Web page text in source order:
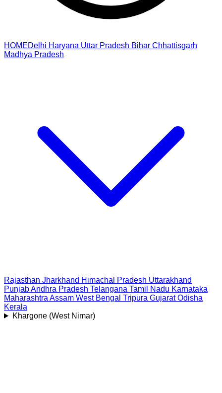
HOMEDelhi Haryana Uttar Pradesh Bihar Chhattisgarh
Madhya Pradesh
Rajasthan Jharkhand Himachal Pradesh Uttarakhand
PunjabAndhra Pradesh Telangana Tamil Nadu Karnataka
Maharashtra Assam West Bengal Tripura Gujarat Odisha
Kerala
Khargone (West Nimar)